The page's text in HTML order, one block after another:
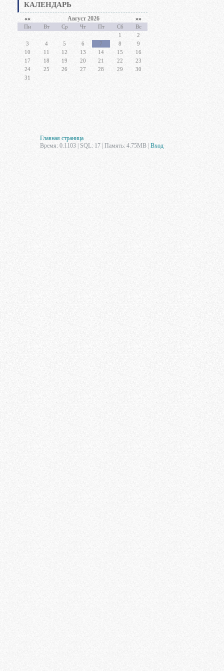
КАЛЕНДАРЬ
«« Август 2026 »»
Пн Вт Ср Чт Пт Сб
Вс
1
2
3
4 5 6 7 8
9
10
11 12 13 14 15
16
17
18 19 20 21 22
23
24
25 26 27 28 29
30
31
Главная страница
Время: 0.1103 | SQL: 17 | Память: 4.75MB Вход